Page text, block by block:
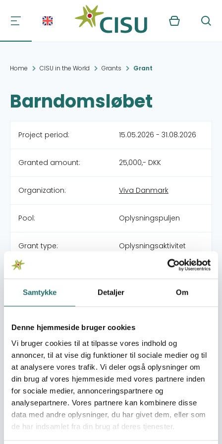
Samtykke Detaljer Om
Denne hjemmeside bruger cookies
Vi bruger cookies til at tilpasse vores indhold og
annoncer, til at vise dig funktioner til sociale medier og til
at analysere vores trafik. Vi deler også oplysninger om
din brug af vores hjemmeside med vores partnere inden
for sociale medier, annonceringspartnere og
analysepartnere. Vores partnere kan kombinere disse
data med andre oplysninger, du har givet dem, eller som
de har indsamlet fra din brug af deres tjenester.
Kurv Søg
Home CISU in the World Grants Grant
Barndomsløbet
Project period: 15.05.2026 - 31.08.2026
Granted amount: 25,000,- DKK
Organization: Viva Danmark
Pool: Oplysningspuljen
Grant type: Oplysningsaktivitet
Goal 1: No Poverty
Education
Goal 5: Gender Equality
Inequalities
Goal 17: Partnerships for
the Goals
Efforts take place in:
Denmark
Honduras
Resume